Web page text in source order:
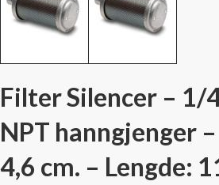
Filter Silencer – 1/
NPT hanngjenger
4,6 cm. – Lengde: